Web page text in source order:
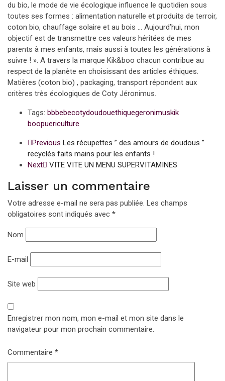
du bio, le mode de vie écologique influence le quotidien sous
toutes ses formes : alimentation naturelle et produits de terroir,
coton bio, chauffage solaire et au bois … Aujourd’hui, mon
objectif est de transmettre ces valeurs héritées de mes
parents à mes enfants, mais aussi à toutes les générations à
suivre ! ». A travers la marque Kik&boo chacun contribue au
respect de la planète en choisissant des articles éthiques.
Matières (coton bio) , packaging, transport répondent aux
critères très écologiques de Coty Jéronimus.
Tags: bbbebecotydoudouethiquegeronimuskik
boopuericulture
Previous Les récupettes ” des amours de doudous ”
recyclés faits mains pour les enfants !
Next
VITE VITE UN MENU SUPERVITAMINES
Laisser un commentaire
Votre adresse e-mail ne sera pas publiée. Les champs
obligatoires sont indiqués avec *
Nom
E-mail
Site web
Enregistrer mon nom, mon e-mail et mon site dans le
navigateur pour mon prochain commentaire.
Commentaire *